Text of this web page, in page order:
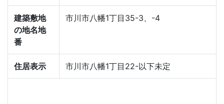
建築敷地
の地名地
番
市川市八幡1丁目35-3、-4
住居表示 市川市八幡1丁目22-以下未定